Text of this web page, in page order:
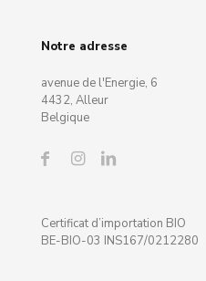
Notre adresse
avenue de l'Energie, 6
4432, Alleur
Belgique
Certificat d’importation BIO
BE-BIO-03 INS167/0212280